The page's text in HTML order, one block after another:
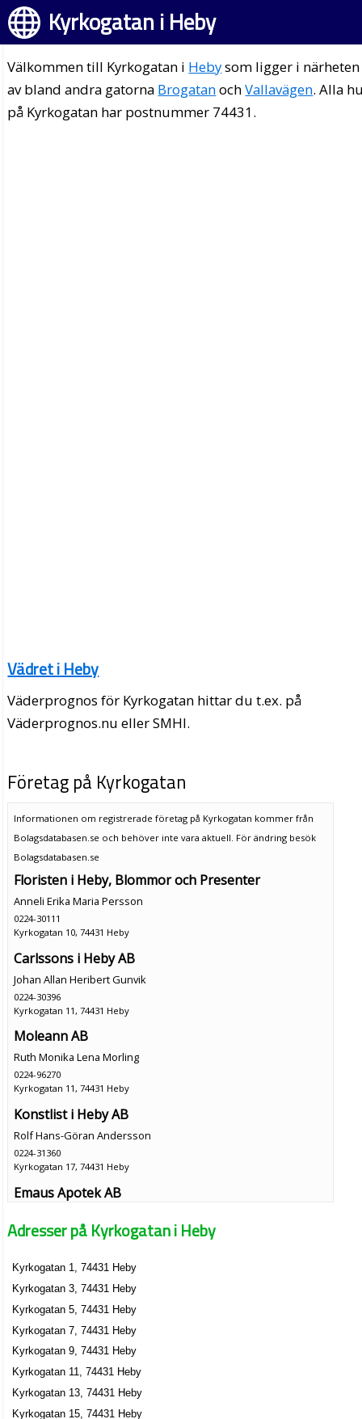
Kyrkogatan i Heby
Välkommen till Kyrkogatan i Hebysom ligger i närheten
av bland andra gatorna BrogatanochVallavägen. Alla
på Kyrkogatan har postnummer 74431.
Vädret i Heby
Väderprognos för Kyrkogatan hittar du t.ex. på
Väderprognos.nu eller SMHI.
Företag på Kyrkogatan
Informationen om registrerade företag på Kyrkogatan kommer från
Bolagsdatabasen.se och behöver inte vara aktuell. För ändring besök
Bolagsdatabasen.se
Floristen i Heby, Blommor och Presenter
Anneli Erika Maria Persson
0224-30111
Kyrkogatan 10, 74431 Heby
Carlssons i Heby AB
Johan Allan Heribert Gunvik
0224-30396
Kyrkogatan 11, 74431 Heby
Moleann AB
Ruth Monika Lena Morling
0224-96270
Kyrkogatan 11, 74431 Heby
Konstlist i Heby AB
Rolf Hans-Göran Andersson
0224-31360
Kyrkogatan 17, 74431 Heby
Emaus Apotek AB
0224-31040
Bergstens Bomiljö
Karola Eivor Désirée Bergsten
0224-31475
Tinas hårvård
Catrin Cristina Magnusson
0224-30205
Kyrkogatan 3, 74431 Heby
Adresser på Kyrkogatan i Heby
Kyrkogatan 1, 74431 Heby
Kyrkogatan 3, 74431 Heby
Kyrkogatan 5, 74431 Heby
Kyrkogatan 7, 74431 Heby
Kyrkogatan 9, 74431 Heby
Kyrkogatan 11, 74431 Heby
Kyrkogatan 13, 74431 Heby
Kyrkogatan 15, 74431 Heby